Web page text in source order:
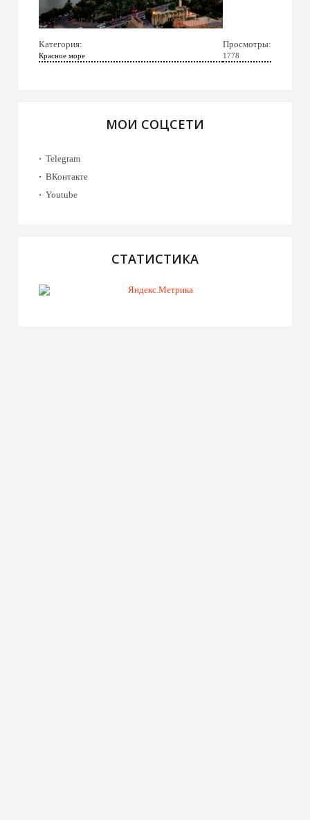
Категория:
Красное море
Просмотры:
1778
МОИ СОЦСЕТИ
Telegram
ВКонтакте
Youtube
СТАТИСТИКА